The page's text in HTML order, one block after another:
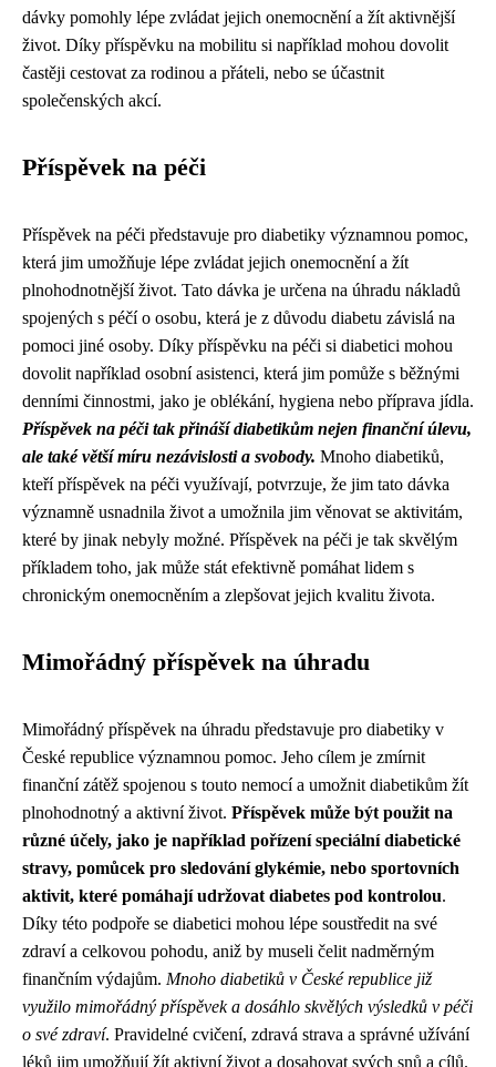
dávky pomohly lépe zvládat jejich onemocnění a žít aktivnější
život. Díky příspěvku na mobilitu si například mohou dovolit
častěji cestovat za rodinou a přáteli, nebo se účastnit
společenských akcí.
Příspěvek na péči
Příspěvek na péči představuje pro diabetiky významnou pomoc,
která jim umožňuje lépe zvládat jejich onemocnění a žít
plnohodnotnější život. Tato dávka je určena na úhradu nákladů
spojených s péčí o osobu, která je z důvodu diabetu závislá na
pomoci jiné osoby. Díky příspěvku na péči si diabetici mohou
dovolit například osobní asistenci, která jim pomůže s běžnými
denními činnostmi, jako je oblékání, hygiena nebo příprava jídla.
Příspěvek na péči tak přináší diabetikům nejen finanční úlevu,
ale také větší míru nezávislosti a svobody. Mnoho diabetiků,
kteří příspěvek na péči využívají, potvrzuje, že jim tato dávka
významně usnadnila život a umožnila jim věnovat se aktivitám,
které by jinak nebyly možné. Příspěvek na péči je tak skvělým
příkladem toho, jak může stát efektivně pomáhat lidem s
chronickým onemocněním a zlepšovat jejich kvalitu života.
Mimořádný příspěvek na úhradu
Mimořádný příspěvek na úhradu představuje pro diabetiky v
České republice významnou pomoc. Jeho cílem je zmírnit
finanční zátěž spojenou s touto nemocí a umožnit diabetikům žít
plnohodnotný a aktivní život. Příspěvek může být použit na
různé účely, jako je například pořízení speciální diabetické
stravy, pomůcek pro sledování glykémie, nebo sportovních
aktivit, které pomáhají udržovat diabetes pod kontrolou.
Díky této podpoře se diabetici mohou lépe soustředit na své
zdraví a celkovou pohodu, aniž by museli čelit nadměrným
finančním výdajům. Mnoho diabetiků v České republice již
využilo mimořádný příspěvek a dosáhlo skvělých výsledků v péči
o své zdraví. Pravidelné cvičení, zdravá strava a správné užívání
léků jim umožňují žít aktivní život a dosahovat svých snů a cílů.